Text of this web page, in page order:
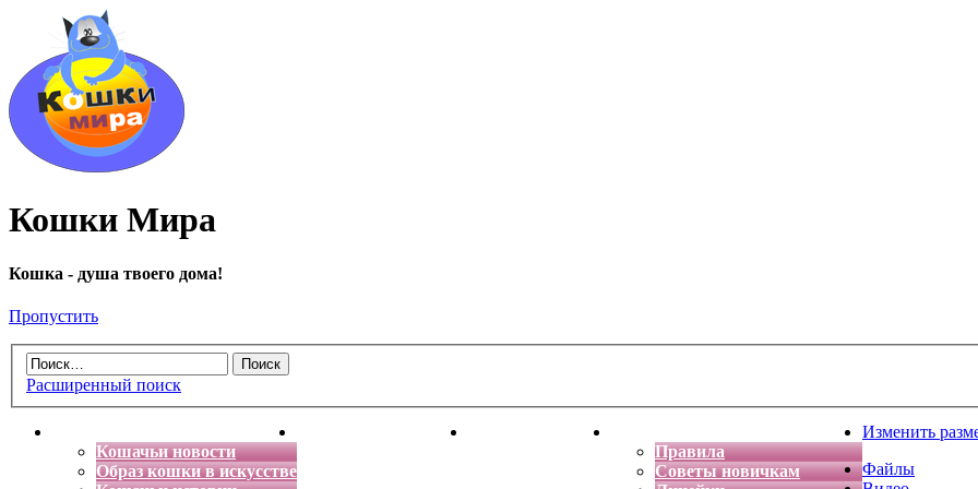
Кошки Мира
Кошка - душа твоего дома!
Пропустить
Расширенный поиск
Кошачьи новости
Образ кошки в искусстве
Энциклопедия кошек Детская фантазия
Правила
Советы новичкам
Изменить
Файлы